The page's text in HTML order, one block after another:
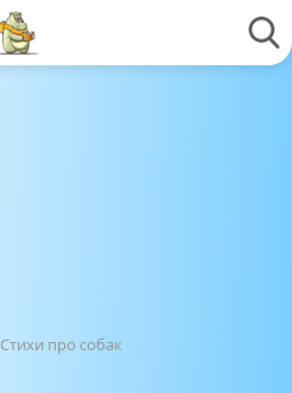
Cтихи про собак